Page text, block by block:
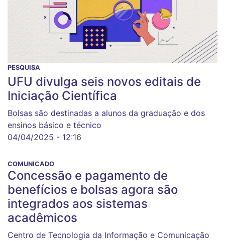
PESQUISA
UFU divulga seis novos editais de
Iniciação Científica
Bolsas são destinadas a alunos da graduação e dos
ensinos básico e técnico
04/04/2025 - 12:16
COMUNICADO
Concessão e pagamento de
benefícios e bolsas agora são
integrados aos sistemas
acadêmicos
Centro de Tecnologia da Informação e Comunicação